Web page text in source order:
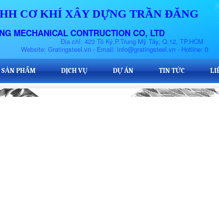
CƠ KHÍ XÂY DỰNG TRẦN ĐĂNG
MECHANICAL CONTRUCTION CO, LTD
chỉ: 423 Tô Ký,P.Trung Mỹ Tây, Q.12, TP.HCM
- Email: Info@gratingsteel.vn - Hotline: 0906.924.742
SẢN PHẨM
SẢN PHẨM DỊCH VỤ
DỊCH VỤ DỰ ÁN
DỰ ÁN TIN TỨC
TIN TỨC